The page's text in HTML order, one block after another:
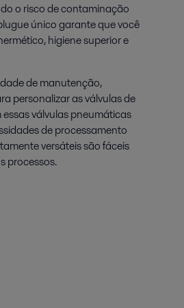
o risco de contaminação
único garante que você
higiene superior e
de manutenção,
personalizar as válvulas de
válvulas pneumáticas
de processamento
versáteis são fáceis
processos.